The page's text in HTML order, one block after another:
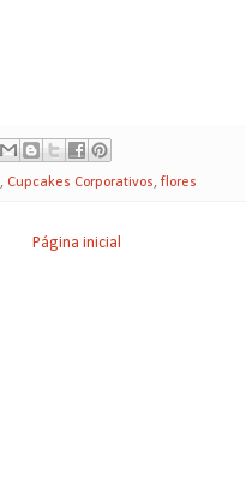
, Cupcakes Corporativos, flores
Página inicial